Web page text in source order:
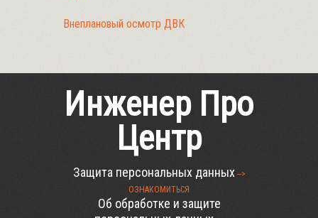
Внеплановый осмотр ДВК
Инженер Про
Центр
Защита персональных данных -->
ОЗНАКОМИТЬСЯ
Об обработке и защите